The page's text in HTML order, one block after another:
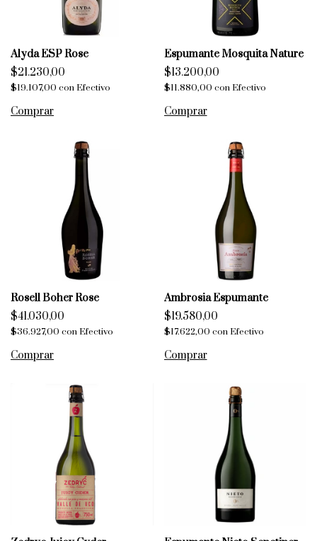
Alyda ESP Rose
$21.230,00
$19.107,00 conEfectivo
Espumante Mosquita Nature
$13.200,00
$11.880,00 con Efectivo
Rosell Boher Rose
$41.030,00
$36.927,00 conEfectivo
Ambrosia Espumante
$19.580,00
$17.622,00 con Efectivo